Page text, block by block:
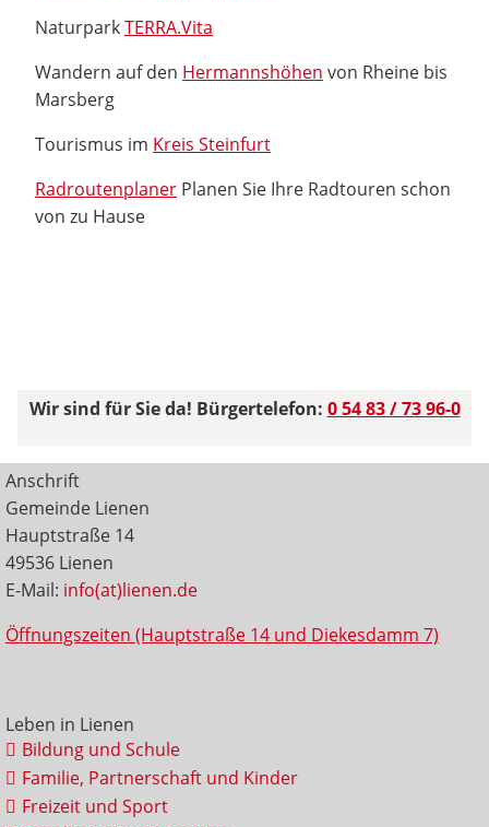
NaturparkTERRA.Vita
Wandern auf den Hermannshöhen von Rheine bis
Marsberg
Tourismus im Kreis Steinfurt
Radroutenplaner Planen Sie Ihre Radtouren schon
von zu Hause
Wir sind für Sie da! Bürgertelefon: 0 54 83 / 73 96-0
Anschrift
Gemeinde Lienen
Hauptstraße 14
49536 Lienen
E-Mail: info(at)lienen.de
Öffnungszeiten (Hauptstraße 14 und Diekesdamm 7)
Leben in Lienen
Bildung und Schule
Familie, Partnerschaft und Kinder
Freizeit und Sport